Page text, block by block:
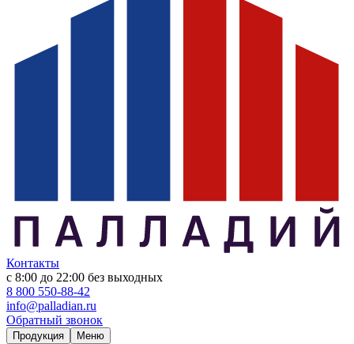
Контакты
с 8:00 до 22:00 без выходных
8 800 550-88-42
info@palladian.ru
Обратный звонок
Продукция Меню